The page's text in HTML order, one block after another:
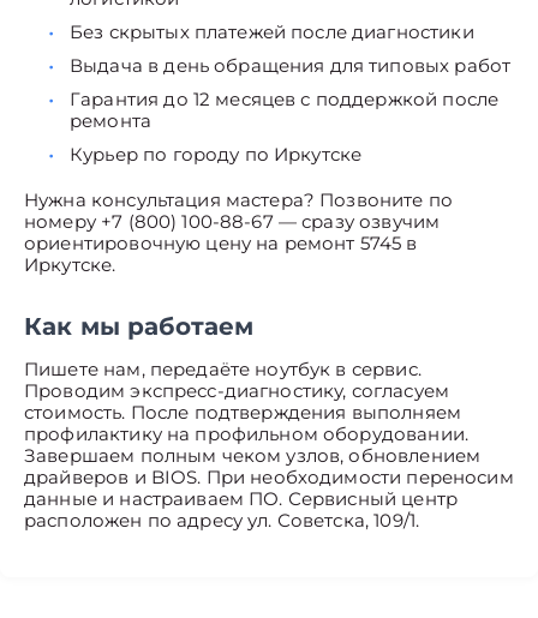
Без скрытых платежей после диагностики
Выдача в день обращения для типовых работ
Гарантия до 12 месяцев с поддержкой после
ремонта
Курьер по городу по Иркутске
Нужна консультация мастера? Позвоните по
номеру +7 (800) 100-88-67 — сразу озвучим
ориентировочную цену на ремонт 5745 в
Иркутске.
Как мы работаем
Пишете нам, передаёте ноутбук в сервис.
Проводим экспресс-диагностику, согласуем
стоимость. После подтверждения выполняем
профилактику на профильном оборудовании.
Завершаем полным чеком узлов, обновлением
драйверов и BIOS. При необходимости переносим
данные и настраиваем ПО. Сервисный центр
расположен по адресу ул. Советска, 109/1.